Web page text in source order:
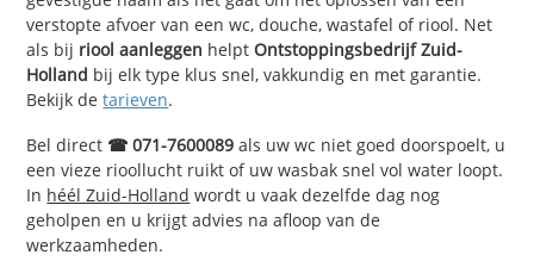
verstopte afvoer van een wc, douche, wastafel of riool. Net
als bij riool aanleggen helptOntstoppingsbedrijf Zuid-
Holland bij elk type klus snel, vakkundig en met garantie.
Bekijk detarieven.
Bel direct ☎ 071-7600089 als uw wc niet goed doorspoelt, u
een vieze rioollucht ruikt of uw wasbak snel vol water loopt.
In héél Zuid-Holland wordt u vaak dezelfde dag nog
geholpen en u krijgt advies na afloop van de
werkzaamheden.